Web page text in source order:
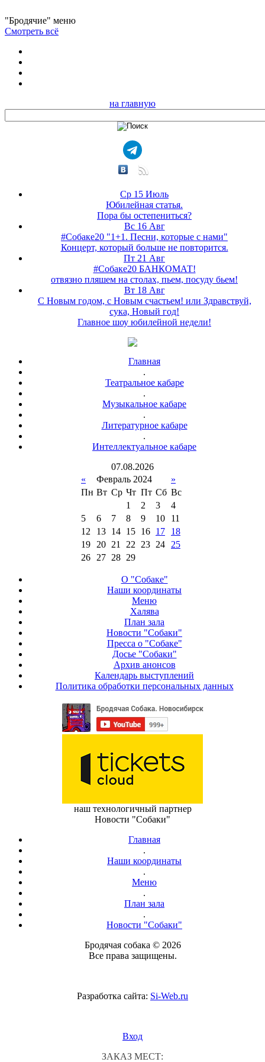
"Бродячие" меню
Смотреть всё
на главную
Ср 15 Июль
Юбилейная статья.
Пора бы остепениться?
Вс 16 Авг
#Собаке20 "1+1. Песни, которые с нами"
Концерт, который больше не повторится.
Пт 21 Авг
#Собаке20 БАНКОМАТ!
отвязно пляшем на столах, пьем, посуду бьем!
Вт 18 Авг
С Новым годом, с Новым счастьем! или Здравствуй,
сука, Новый год!
Главное шоу юбилейной недели!
Главная
.
Театральное кабаре
.
Музыкальное кабаре
.
Литературное кабаре
.
Интеллектуальное кабаре
07.08.2026
«
Февраль 2024
»
Пн Вт Ср Чт Пт Сб Вс
1
2 3
4
5
6 7 8 9 10
11
12
13 14 15 16 17
18
19
20 21 22 23 24
25
26
27 28 29
О "Собаке"
Наши координаты
Меню
Халява
План зала
Новости "Собаки"
Пресса о "Собаке"
Досье "Собаки"
Архив анонсов
Календарь выступлений
Политика обработки персональных данных
наш технологичный партнер
Новости "Собаки"
Главная
.
Наши координаты
.
Меню
.
План зала
.
Новости "Собаки"
Бродячая собака © 2026
Все права защищены.
Разработка сайта: Si-Web.ru
Вход
ЗАКАЗ МЕСТ: